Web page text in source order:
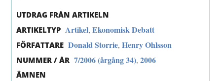
UTDRAG FRÅN ARTIKELN
ARTIKELTYP Artikel,Ekonomisk Debatt
FÖRFATTARE Donald Storrie,Henry Ohlsson
NUMMER / ÅR 7/2006 (årgång 34),2006
ÄMNEN